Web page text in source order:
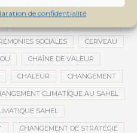
de confidentialité
DE RÉFLEXION À DISTANCE
SOCIALES CERVEAU
CHAÎNE DE VALEUR
CHALEUR CHANGEMENT
CLIMATIQUE AU SAHEL
SAHEL
CHANGEMENT DE STRATÉGIE